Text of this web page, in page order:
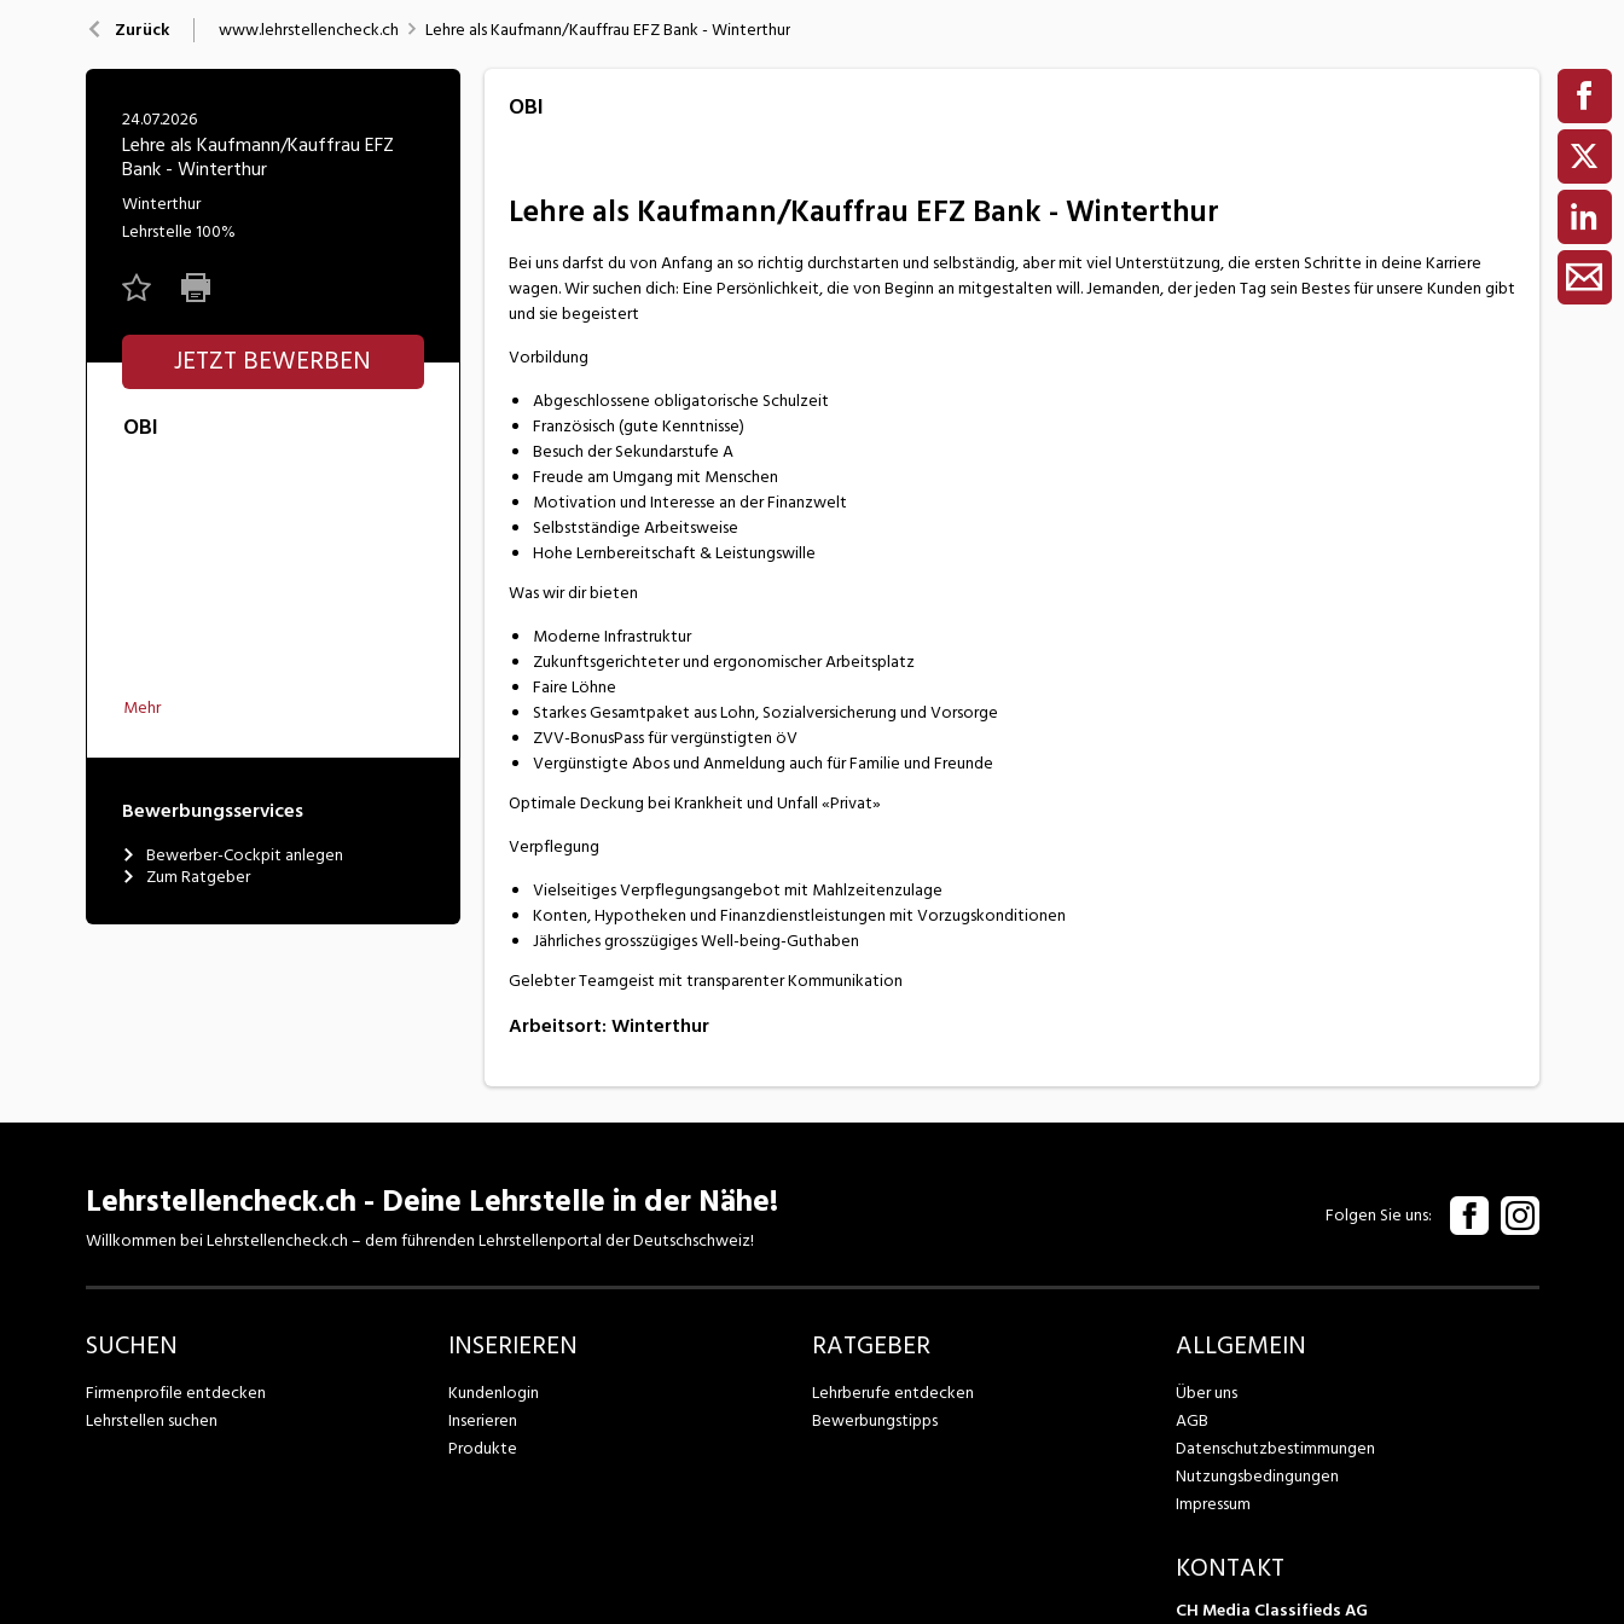
Nahrung
Wirtschaft/Verwaltung
Zurück www.lehrstellencheck.ch Lehre als Kaufmann/Kauffrau EFZ Bank - Winterthur
24.07.2026
Lehre als Kaufmann/Kauffrau EFZ
Bank - Winterthur
Winterthur
Lehrstelle100%
JETZT BEWERBEN
OBI
Mehr
Bewerbungsservices
Bewerber-Cockpit anlegen
Zum Ratgeber
OBI
Lehre als Kaufmann/Kauffrau EFZ Bank - Winterthur
Bei uns darfst du von Anfang an so richtig durchstarten und selbständig, aber mit viel Unterstützung, die ersten Schritte in deine Karriere
wagen. Wir suchen dich: Eine Persönlichkeit, die von Beginn an mitgestalten will. Jemanden, der jeden Tag sein Bestes für unsere Kunden gibt
und sie begeistert
Vorbildung
Abgeschlossene obligatorische Schulzeit
Französisch (gute Kenntnisse)
Besuch der Sekundarstufe A
Freude am Umgang mit Menschen
Motivation und Interesse an der Finanzwelt
Selbstständige Arbeitsweise
Hohe Lernbereitschaft & Leistungswille
Was wir dir bieten
Moderne Infrastruktur
Zukunftsgerichteter und ergonomischer Arbeitsplatz
Faire Löhne
Starkes Gesamtpaket aus Lohn, Sozialversicherung und Vorsorge
ZVV-BonusPass für vergünstigten öV
Vergünstigte Abos und Anmeldung auch für Familie und Freunde
Optimale Deckung bei Krankheit und Unfall «Privat»
Verpflegung
Vielseitiges Verpflegungsangebot mit Mahlzeitenzulage
Konten, Hypotheken und Finanzdienstleistungen mit Vorzugskonditionen
Jährliches grosszügiges Well-being-Guthaben
Gelebter Teamgeist mit transparenter Kommunikation
Arbeitsort:Winterthur
Lehrstellencheck.ch - Deine Lehrstelle in der Nähe!
Willkommen bei Lehrstellencheck.ch – dem führenden Lehrstellenportal der Deutschschweiz!
Folgen Sie uns
SUCHEN
Firmenprofile entdecken
Lehrstellen suchen
INSERIEREN
Kundenlogin
Inserieren
Produkte
RATGEBER
Lehrberufe entdecken
Bewerbungstipps
ALLGEMEIN
Über uns
AGB
Datenschutzbestimmungen
Nutzungsbedingungen
Impressum
KONTAKT
CH Media Classifieds AG